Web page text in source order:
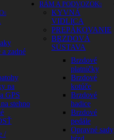
zadné
na
GPS
stehno
/
RÁM A PODVOZOK
KYVNÁ
VIDLICA
PREPÁKOVANIE
BRZDOVÁ
SÚSTAVA
Brzdové
platničky
Brzdové
kotúče
Brzdové
hadice
Brzdové
pedále
Opravné sady